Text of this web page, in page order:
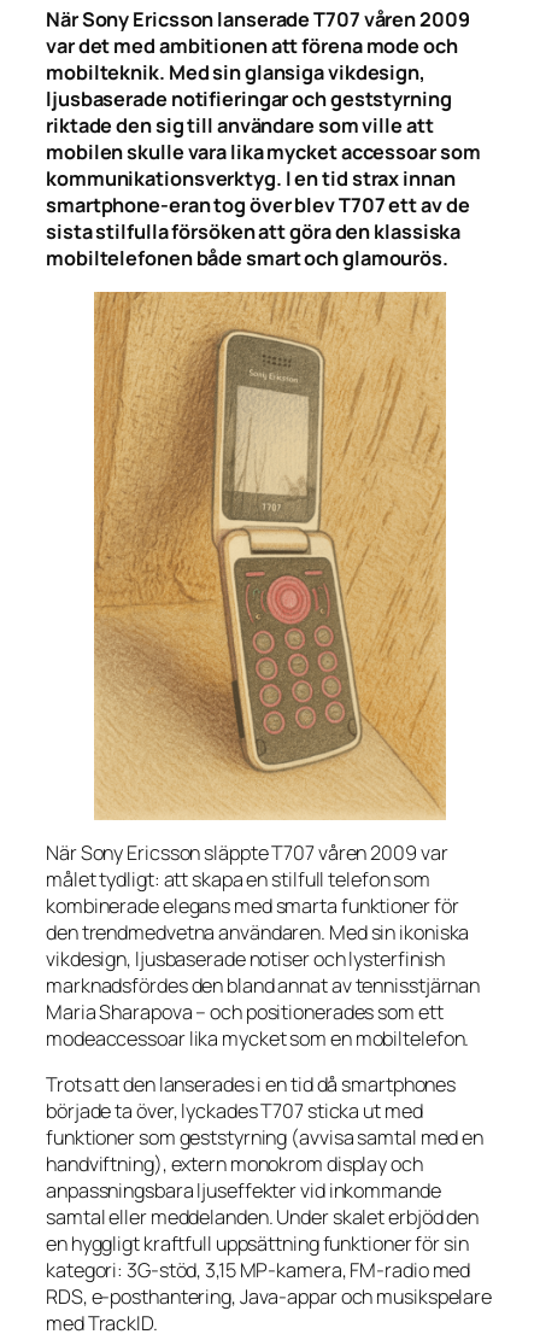
När Sony Ericsson lanserade T707 våren 2009
var det med ambitionen att förena mode och
mobilteknik. Med sin glansiga vikdesign,
ljusbaserade notifieringar och geststyrning
riktade den sig till användare som ville att
mobilen skulle vara lika mycket accessoar som
kommunikationsverktyg. I en tid strax innan
smartphone-eran tog över blev T707 ett av de
sista stilfulla försöken att göra den klassiska
mobiltelefonen både smart och glamourös.
När Sony Ericsson släppte T707 våren 2009 var
målet tydligt: att skapa en stilfull telefon som
kombinerade elegans med smarta funktioner för
den trendmedvetna användaren. Med sin ikoniska
vikdesign, ljusbaserade notiser och lysterfinish
marknadsfördes den bland annat av tennisstjärnan
Maria Sharapova – och positionerades som ett
modeaccessoar lika mycket som en mobiltelefon.
Trots att den lanserades i en tid då smartphones
började ta över, lyckades T707 sticka ut med
funktioner som geststyrning (avvisa samtal med en
handviftning), extern monokrom display och
anpassningsbara ljuseffekter vid inkommande
samtal eller meddelanden. Under skalet erbjöd den
en hyggligt kraftfull uppsättning funktioner för sin
kategori: 3G-stöd, 3,15 MP-kamera, FM-radio med
RDS, e-posthantering, Java-appar och musikspelare
med TrackID.